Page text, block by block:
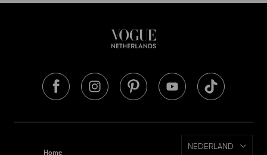
Home
NEDERLAND